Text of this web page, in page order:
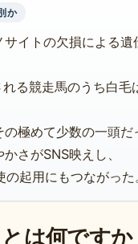
か
サイトの欠損による遺
る競走馬のうち白毛
極めて少数の一頭だ
さがSNS映えし、
起用にもつながった
は何ですか